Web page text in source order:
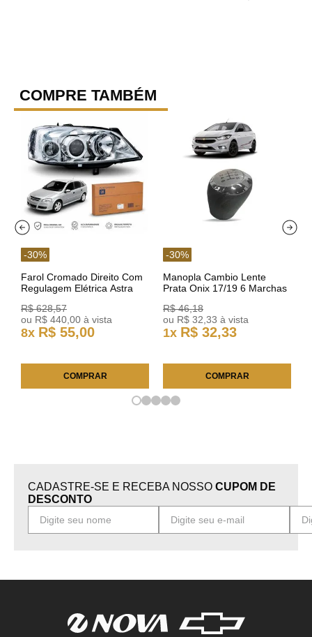
COMPRE TAMBÉM
-30%
Farol Cromado Direito Com
Regulagem Elétrica Astra
R$ 628,57
ou R$ 440 00 à vista
8x R$ 55,00
COMPRAR
-30%
Manopla Cambio Lente
Prata Onix 17/19 6 Marchas
R$ 46,18
ou R$ 32 33 à vista
1x R$ 32,33
COMPRAR
CADASTRE-SE E RECEBA NOSSO CUPOM DE
DESCONTO